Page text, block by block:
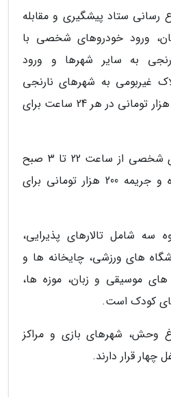
رسانی ستاد پیشگیری و مقابله
ورود خودروهای شخصی با
به سایر شهرها و ورود
غیربومی به شهرهای نارنجی
ممنوع است و جریمه 500 هزار تومانی در هر 24 ساعت برای
وی افزود: تردد خودروهای شخصی از ساعت 22 تا 3 صبح
در سطح شهر ممنوع بوده و جریمه 200 هزار تومانی برای
سه شامل تالارهای پذیرایی،
های ورزشی، چایخانه ها و
های موسیقی و زبان، موزه ها،
کودک است.
وحش، شهرهای بازی و مراکز
قرار دارند.